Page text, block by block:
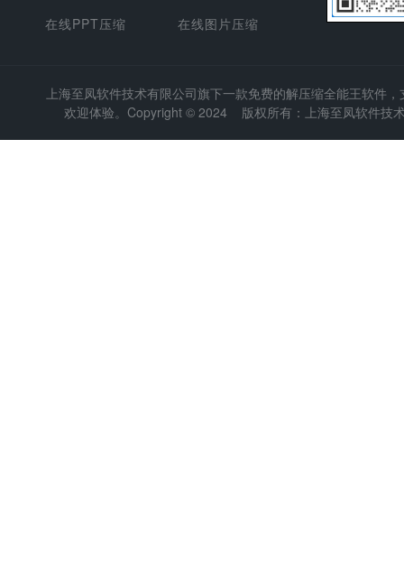
在线PPT压缩
在线图片压缩
上海至凤软件技术有限公司旗下一款免费的解压缩全能王软件
欢迎体验。Copyright © 2024 版权所有：上海至凤软件技